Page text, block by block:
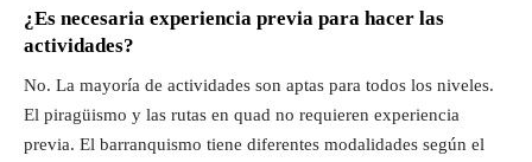
¿Es necesaria experiencia previa para hacer las
actividades?
No. La mayoría de actividades son aptas para todos los niveles.
El piragüismo y las rutas en quad no requieren experiencia
previa. El barranquismo tiene diferentes modalidades según el